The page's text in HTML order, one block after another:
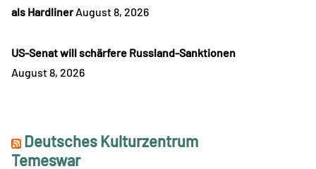
als Hardliner August 8, 2026
US-Senat will schärfere Russland-Sanktionen
August 8, 2026
Deutsches Kulturzentrum
Temeswar